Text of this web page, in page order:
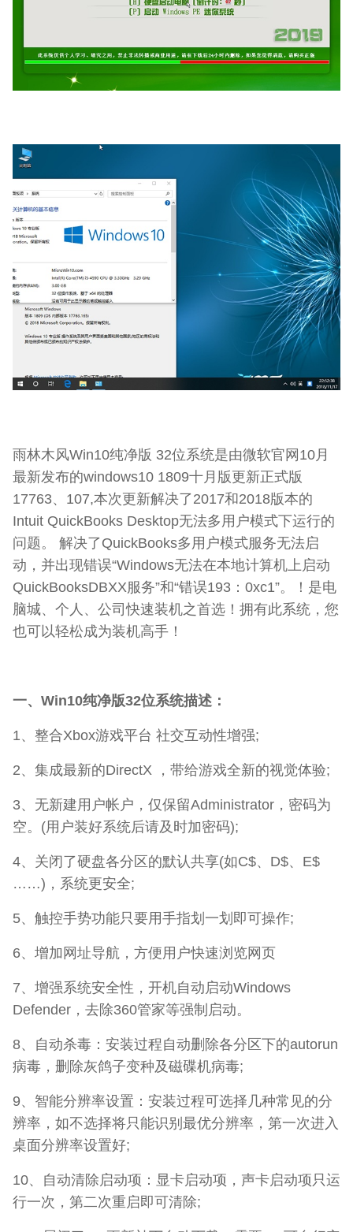
雨林木风Win10纯净版 32位系统是由微软官网10月
最新发布的windows10 1809十月版更新正式版
17763、107,本次更新解决了2017和2018版本的
Intuit QuickBooks Desktop无法多用户模式下运行的
问题。 解决了QuickBooks多用户模式服务无法启
动，并出现错误“Windows无法在本地计算机上启动
QuickBooksDBXX服务”和“错误193：0xc1”。！是电
脑城、个人、公司快速装机之首选！拥有此系统，您
也可以轻松成为装机高手！
一、Win10纯净版32位系统描述：
1、整合Xbox游戏平台 社交互动性增强;
2、集成最新的DirectX ，带给游戏全新的视觉体验;
3、无新建用户帐户，仅保留Administrator，密码为
空。(用户装好系统后请及时加密码);
4、关闭了硬盘各分区的默认共享(如C$、D$、E$
……)，系统更安全;
5、触控手势功能只要用手指划一划即可操作;
6、增加网址导航，方便用户快速浏览网页
7、增强系统安全性，开机自动启动Windows
Defender，去除360管家等强制启动。
8、自动杀毒：安装过程自动删除各分区下的autorun
病毒，删除灰鸽子变种及磁碟机病毒;
9、智能分辨率设置：安装过程可选择几种常见的分
辨率，如不选择将只能识别最优分辨率，第一次进入
桌面分辨率设置好;
10、自动清除启动项：显卡启动项，声卡启动项只运
行一次，第二次重启即可清除;